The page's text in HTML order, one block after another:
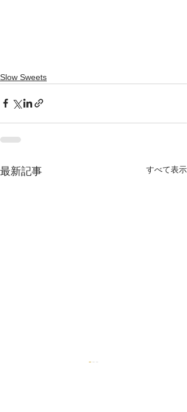
Slow Sweets
最新記事 すべて表示